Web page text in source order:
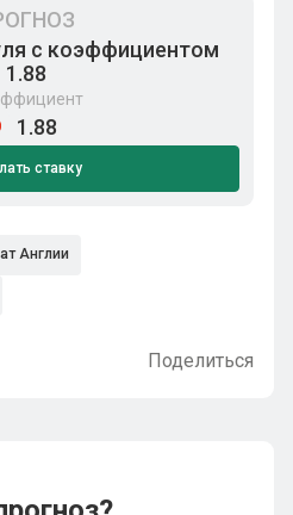
с коэффициентом
1.88
1.88
ставку
Англии
Поделиться